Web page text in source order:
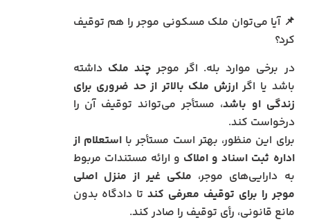
📌 آیا می‌توان ملک مسکونی موجر را هم توقیف
کرد؟
در برخی موارد بله. اگر موجرچند ملک داشته
باشد یا اگرارزش ملک بالاتر از حد ضروری برای
زندگی او باشد، مستأجر می‌تواند توقیف آن را
درخواست کند.
برای این منظور، بهتر است مستأجر بااستعلام از
اداره ثبت اسناد و املاک و ارائه مستندات مربوط
به دارایی‌های موجر، ملکی غیر از منزل اصلی
موجر را برای توقیف معرفی کندتا دادگاه بدون
مانع قانونی، رأی توقیف را صادر کند.